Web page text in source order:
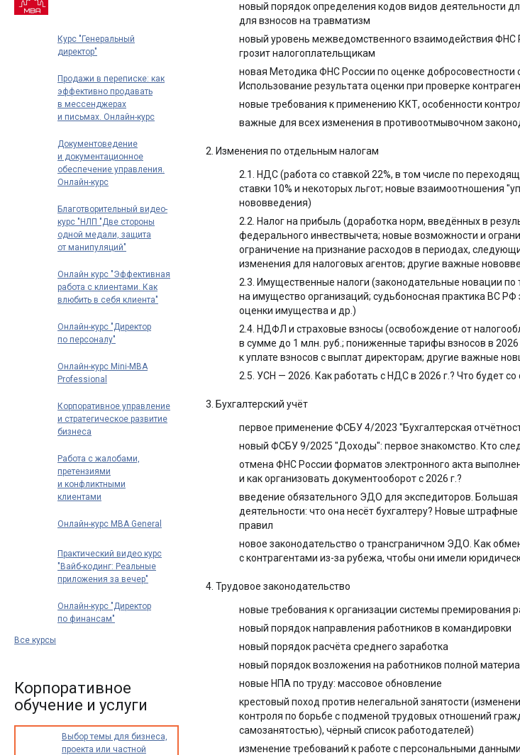
новый порядок определения кодов видов деятельности
для взносов на травматизм
новый уровень межведомственного взаимодействия ФНС
грозит налогоплательщикам
новая Методика ФНС России по оценке добросовестности
Использование результата оценки при проверке
новые требования к применению ККТ, особенности
важные для всех изменения в противоотмывочном
2. Изменения по отдельным налогам
2.1. НДС (работа со ставкой 22%, в том числе по
ставки 10% и некоторых льгот; новые взаимоотношения
нововведения)
2.2. Налог на прибыль (доработка норм, введённых в
федерального инвествычета; новые возможности и
ограничение на признание расходов в периодах,
изменения для налоговых агентов; другие важные
2.3. Имущественные налоги (законодательные новации по
на имущество организаций; судьбоносная практика ВС РФ
оценки имущества и др.)
2.4. НДФЛ и страховые взносы (освобождение от
в сумме до 1 млн. руб.; пониженные тарифы взносов в 2026
к уплате взносов с выплат директорам; другие важные
2.5. УСН — 2026. Как работать с НДС в 2026 г.? Что будет
3. Бухгалтерский учёт
первое применение ФСБУ 4/2023 "Бухгалтерская
новый ФСБУ 9/2025 "Доходы": первое знакомство. Кто
отмена ФНС России форматов электронного акта
и как организовать документооборот с 2026 г.?
введение обязательного ЭДО для экспедиторов.
деятельности: что она несёт бухгалтеру? Новые
правил
новое законодательство о трансграничном ЭДО. Как
с контрагентами из-за рубежа, чтобы они имели
4. Трудовое законодательство
новые требования к организации системы премирования
новый порядок направления работников в командировки
новый порядок расчёта среднего заработка
новый порядок возложения на работников полной
новые НПА по труду: массовое обновление
крестовый поход против нелегальной занятости
контроля по борьбе с подменой трудовых отношений
самозанятостью), чёрный список работодателей)
изменение требований к работе с персональными
Курс "Генеральный
директор"
Продажи в переписке: как
эффективно продавать
в мессенджерах
и письмах. Онлайн-курс
Документоведение
и документационное
обеспечение управления.
Онлайн-курс
Благотворительный видео-
курс "НЛП "Две стороны
одной медали, защита
от манипуляций"
Онлайн курс "Эффективная
работа с клиентами. Как
влюбить в себя клиента"
Онлайн-курс "Директор
по персоналу"
Онлайн-курс Mini-MBA
Professional
Корпоративное управление
и стратегическое развитие
бизнеса
Работа с жалобами,
претензиями
и конфликтными
клиентами
Онлайн-курс MBA General
Практический видео курс
"Вайб-кодинг: Реальные
приложения за вечер"
Онлайн-курс "Директор
по финансам"
Все курсы
Корпоративное
обучение и услуги
Выбор темы для бизнеса,
проекта или частной